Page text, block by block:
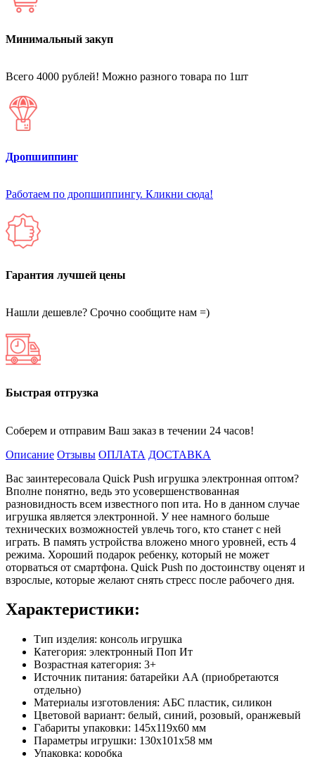
Минимальный закуп
Всего 4000 рублей! Можно разного товара по 1шт
Дропшиппинг
Работаем по дропшиппингу. Кликни сюда!
Гарантия лучшей цены
Нашли дешевле? Срочно сообщите нам =)
Быстрая отгрузка
Соберем и отправим Ваш заказ в течении 24 часов!
Описание Отзывы ОПЛАТА ДОСТАВКА
Вас заинтересовала Quick Push игрушка электронная оптом?
Вполне понятно, ведь это усовершенствованная
разновидность всем известного поп ита. Но в данном случае
игрушка является электронной. У нее намного больше
технических возможностей увлечь того, кто станет с ней
играть. В память устройства вложено много уровней, есть 4
режима. Хороший подарок ребенку, который не может
оторваться от смартфона. Quick Push по достоинству оценят и
взрослые, которые желают снять стресс после рабочего дня.
Характеристики:
Тип изделия: консоль игрушка
Категория: электронный Поп Ит
Возрастная категория: 3+
Источник питания: батарейки АА (приобретаются
отдельно)
Материалы изготовления: АБС пластик, силикон
Цветовой вариант: белый, синий, розовый, оранжевый
Габариты упаковки: 145х119х60 мм
Параметры игрушки: 130х101х58 мм
Упаковка: коробка